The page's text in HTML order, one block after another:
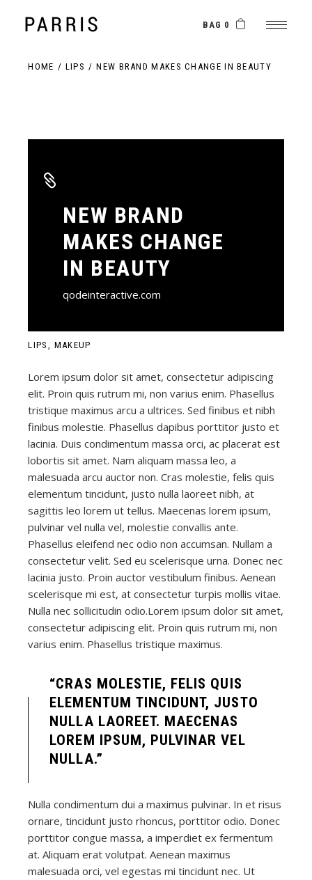
BAG 0
HOME LIPS NEW BRAND MAKES CHANGE IN BEAUTY
NEW BRAND
MAKES CHANGE
IN BEAUTY
qodeinteractive.com
LIPS MAKEUP
Lorem ipsum dolor sit amet, consectetur adipiscing
elit. Proin quis rutrum mi, non varius enim. Phasellus
tristique maximus arcu a ultrices. Sed finibus et nibh
finibus molestie. Phasellus dapibus porttitor justo et
lacinia. Duis condimentum massa orci, ac placerat est
lobortis sit amet. Nam aliquam massa leo, a
malesuada arcu auctor non. Cras molestie, felis quis
elementum tincidunt, justo nulla laoreet nibh, at
sagittis leo lorem ut tellus. Maecenas lorem ipsum,
pulvinar vel nulla vel, molestie convallis ante.
Phasellus eleifend nec odio non accumsan. Nullam a
consectetur velit. Sed eu scelerisque urna. Donec nec
lacinia justo. Proin auctor vestibulum finibus. Aenean
scelerisque mi est, at consectetur turpis mollis vitae.
Nulla nec sollicitudin odio.Lorem ipsum dolor sit amet,
consectetur adipiscing elit. Proin quis rutrum mi, non
varius enim. Phasellus tristique maximus.
“CRAS MOLESTIE, FELIS QUIS
ELEMENTUM TINCIDUNT, JUSTO
NULLA LAOREET. MAECENAS
LOREM IPSUM, PULVINAR VEL
NULLA.”
Nulla condimentum dui a maximus pulvinar. In et risus
ornare, tincidunt justo rhoncus, porttitor odio. Donec
porttitor congue massa, a imperdiet ex fermentum
at. Aliquam erat volutpat. Aenean maximus
malesuada orci, vel egestas mi tincidunt nec. Ut